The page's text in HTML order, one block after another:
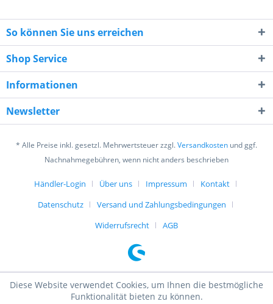
So können Sie uns erreichen
Shop Service
Informationen
Newsletter
* Alle Preise inkl. gesetzl. Mehrwertsteuer zzgl.Versandkosten und ggf.
Nachnahmegebühren, wenn nicht anders beschrieben
Händler-Login Über uns Impressum
Kontakt
Datenschutz
Versand und Zahlungsbedingungen
Widerrufsrecht
AGB
Diese Website verwendet Cookies, um Ihnen die bestmögliche
Funktionalität bieten zu können.